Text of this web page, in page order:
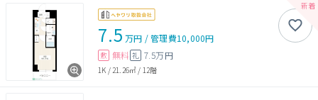
7.5 万円 /管理費10,000円
敷 無料 礼 7.5万円
1K /21.26㎡ / 12階